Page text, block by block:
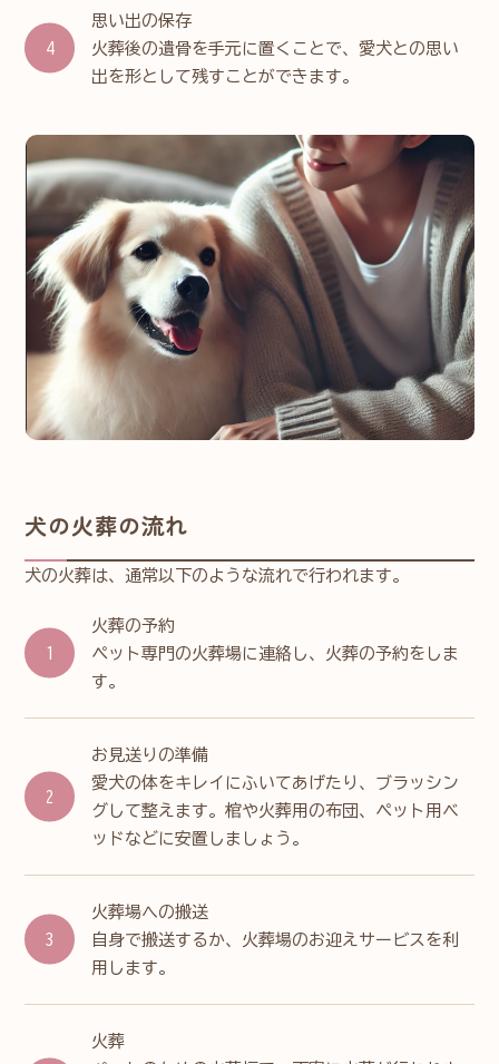
思い出の保存
火葬後の遺骨を手元に置くことで、愛犬との思い
出を形として残すことができます。
犬の火葬の流れ
犬の火葬は、通常以下のような流れで行われます。
火葬の予約
ペット専門の火葬場に連絡し、火葬の予約をしま
す。
お見送りの準備
愛犬の体をキレイにふいてあげたり、ブラッシン
グして整えます。棺や火葬用の布団、ペット用ベ
ッドなどに安置しましょう。
火葬場への搬送
自身で搬送するか、火葬場のお迎えサービスを利
用します。
火葬